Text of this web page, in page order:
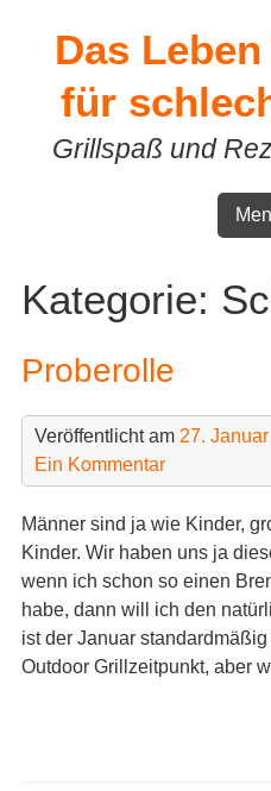
contentDas
für
Grillspaß und
Kategorie:
Proberolle
Veröffentlicht am 27.
Ein Kommentar
Männer sind ja wie Kinder,
Kinder. Wir haben uns ja
wenn ich schon so einen
habe, dann will ich den
ist der Januar
Outdoor Grillzeitpunkt, aber